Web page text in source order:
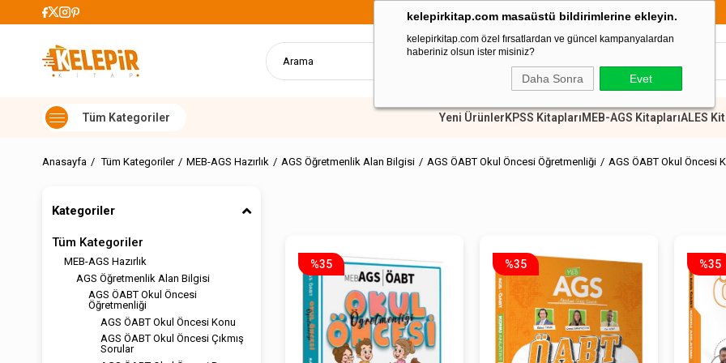
kelepirkitap.com masaüstü bildirimlerine ekleyin.
kelepirkitap.com özel fırsatlardan ve güncel kampanyalardan
haberiniz olsun ister misiniz?
Daha Sonra Evet
Kargo Ücretsiz 899 TL Üzeri Alışverişlerde Kargo Ücretsiz
Yeni ÜrünlerKPSS KitaplarıMEB-AGS KitaplarıALES
Anasayfa Tüm Kategoriler MEB-AGS Hazırlık AGS Öğretmenlik Alan Bilgisi AGS ÖABT Okul Öncesi Öğretmenliği AGS ÖABT Okul Öncesi
Kategoriler
Tüm Kategoriler
MEB-AGS Hazırlık
AGS Öğretmenlik Alan Bilgisi
AGS ÖABT Okul Öncesi
Öğretmenliği
AGS ÖABT Okul Öncesi Konu
AGS ÖABT Okul Öncesi Çıkmış
Sorular
%35 %35 %35